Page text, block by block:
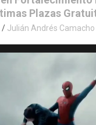
Plazas
Julián Andrés Camacho